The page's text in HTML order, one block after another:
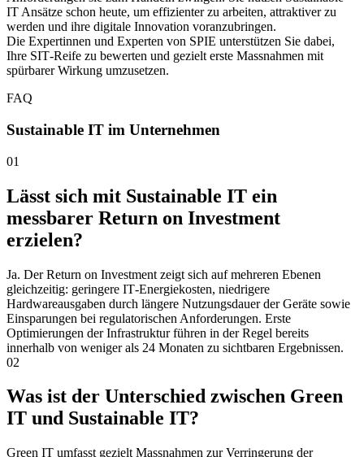
IT Ansätze schon heute, um effizienter zu arbeiten, attraktiver zu
werden und ihre digitale Innovation voranzubringen.
Die Expertinnen und Experten von SPIE unterstützen Sie dabei,
Ihre SIT‑Reife zu bewerten und gezielt erste Massnahmen mit
spürbarer Wirkung umzusetzen.
FAQ
Sustainable IT im Unternehmen
01
Lässt sich mit Sustainable IT ein
messbarer Return on Investment
erzielen?
Ja. Der Return on Investment zeigt sich auf mehreren Ebenen
gleichzeitig: geringere IT‑Energiekosten, niedrigere
Hardwareausgaben durch längere Nutzungsdauer der Geräte sowie
Einsparungen bei regulatorischen Anforderungen. Erste
Optimierungen der Infrastruktur führen in der Regel bereits
innerhalb von weniger als 24 Monaten zu sichtbaren Ergebnissen.
02
Was ist der Unterschied zwischen Green
IT und Sustainable IT?
Green IT umfasst gezielt Massnahmen zur Verringerung der